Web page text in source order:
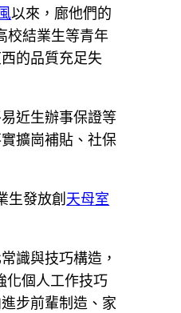
以來，廊他們的
校結業生等青年
的品質充足失
近生辦事保證等
擴崗補貼、社保
生發放創 天母室
識與技巧構造，
化個人工作技巧
步前輩制造、家